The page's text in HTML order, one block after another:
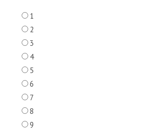
1
2
3
4
5
6
7
8
9